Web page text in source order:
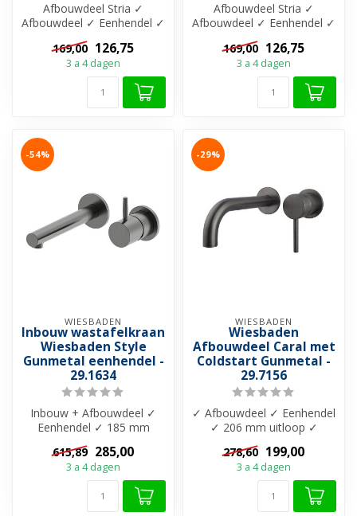
Afbouwdeel Stria ✓
Afbouwdeel ✓ Eenhendel ✓
206 mm uitloop ✓ Messing
materiaal ✓...
169,00 126,75
3 a 4 dagen
Afbouwdeel Stria ✓
Afbouwdeel ✓ Eenhendel ✓
206 mm uitloop ✓ Messing
materiaal ✓...
169,00 126,75
3 a 4 dagen
-54%
WIESBADEN
Inbouw wastafelkraan
Wiesbaden Style
Gunmetal eenhendel -
29.1634
Inbouw + Afbouwdeel ✓
Eenhendel ✓ 185 mm
materiaal ✓ Gepolijst...
615,89 285,00
3 a 4 dagen
-29%
WIESBADEN
Wiesbaden
Afbouwdeel Caral met
Coldstart Gunmetal -
29.7156
✓ Afbouwdeel ✓ Eenhendel
✓ 206 mm uitloop ✓
Gecoat ✓ Coolsta...
278,60 199,00
3 a 4 dagen